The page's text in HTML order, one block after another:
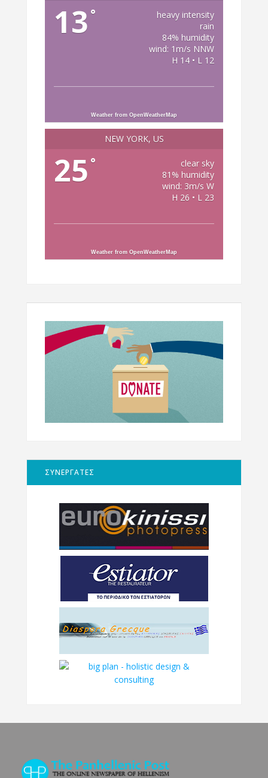
13 °
heavy intensity
rain
84% humidity
wind: 1m/s NNW
H 14 • L 12
Weather from OpenWeatherMap
NEW YORK, US
25 °
clear sky
81% humidity
wind: 3m/s W
H 26 • L 23
Weather from OpenWeatherMap
ΣΥΝΕΡΓΑΤΕΣ